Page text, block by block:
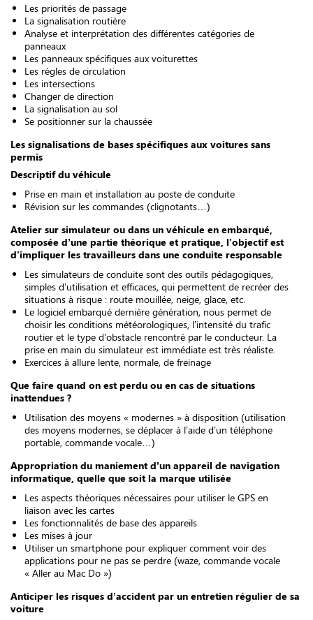
Les priorités de passage
La signalisation routière
Analyse et interprétation des différentes catégories de
panneaux
Les panneaux spécifiques aux voiturettes
Les règles de circulation
Les intersections
Changer de direction
La signalisation au sol
Se positionner sur la chaussée
Les signalisations de bases spécifiques aux voitures sans
permis
Descriptif du véhicule
Prise en main et installation au poste de conduite
Révision sur les commandes (clignotants…)
Atelier sur simulateur ou dans un véhicule en embarqué,
composée d’une partie théorique et pratique, l'objectif est
d'impliquer les travailleurs dans une conduite responsable
Les simulateurs de conduite sont des outils pédagogiques,
simples d’utilisation et efficaces, qui permettent de recréer des
situations à risque : route mouillée, neige, glace, etc.
Le logiciel embarqué dernière génération, nous permet de
choisir les conditions météorologiques, l’intensité du trafic
routier et le type d’obstacle rencontré par le conducteur. La
prise en main du simulateur est immédiate est très réaliste.
Exercices à allure lente, normale, de freinage
Que faire quand on est perdu ou en cas de situations
inattendues ?
Utilisation des moyens « modernes » à disposition (utilisation
des moyens modernes, se déplacer à l’aide d’un téléphone
portable, commande vocale…)
Appropriation du maniement d’un appareil de navigation
informatique, quelle que soit la marque utilisée
Les aspects théoriques nécessaires pour utiliser le GPS en
liaison avec les cartes
Les fonctionnalités de base des appareils
Les mises à jour
Utiliser un smartphone pour expliquer comment voir des
applications pour ne pas se perdre (waze, commande vocale
« Aller au Mac Do »)
Anticiper les risques d’accident par un entretien régulier de sa
voiture